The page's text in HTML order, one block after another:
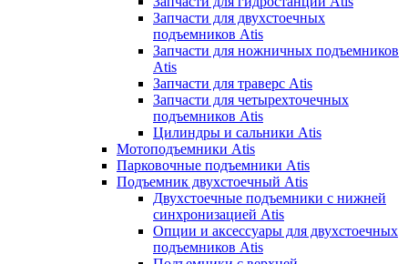
Запчасти для двухстоечных
подъемников Atis
Запчасти для ножничных подъемников
Atis
Запчасти для траверс Atis
Запчасти для четырехточечных
подъемников Atis
Цилиндры и сальники Atis
Мотоподъемники Atis
Парковочные подъемники Atis
Подъемник двухстоечный Atis
Двухстоечные подъемники с нижней
синхронизацией Atis
Опции и аксессуары для двухстоечных
подъемников Atis